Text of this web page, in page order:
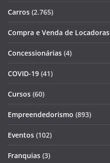
Carros (2.765)
Compra e Venda de Locadoras
Concessionárias (4)
COVID-19 (41)
Cursos (60)
Empreendedorismo (893)
Eventos (102)
Franquias (3)